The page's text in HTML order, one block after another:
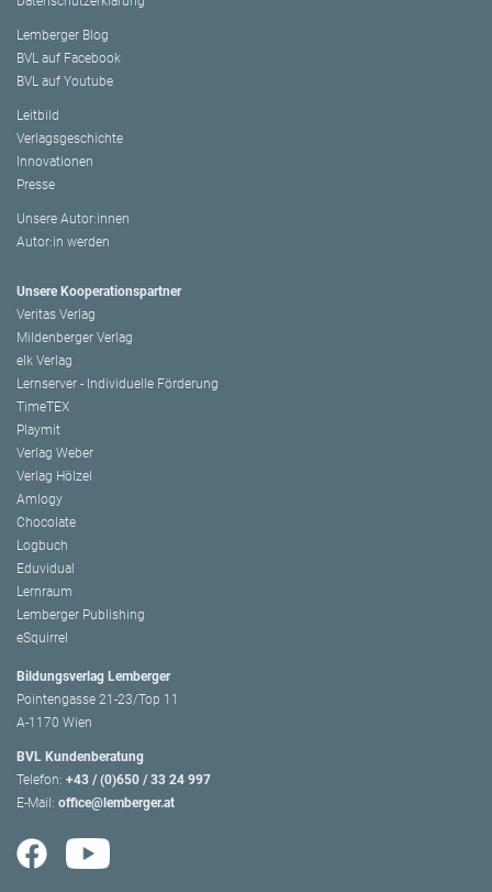
Lemberger Blog
BVL auf Facebook
BVL auf Youtube
Leitbild
Verlagsgeschichte
Innovationen
Presse
Unsere Autor:innen
Autor:in werden
Unsere Kooperationspartner
Veritas Verlag
Mildenberger Verlag
elk Verlag
Lernserver - Individuelle Förderung
TimeTEX
Playmit
Verlag Weber
Verlag Hölzel
Amlogy
Chocolate
Logbuch
Eduvidual
Lernraum
Lemberger Publishing
eSquirrel
Bildungsverlag Lemberger
Pointengasse 21-23/Top 11
A-1170 Wien
BVL Kundenberatung
Telefon: +43 / (0)650 / 33 24 997
E-Mail: office@lemberger.at